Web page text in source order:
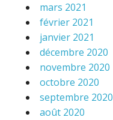
mars 2021
février 2021
janvier 2021
décembre 2020
novembre 2020
octobre 2020
septembre 2020
août 2020